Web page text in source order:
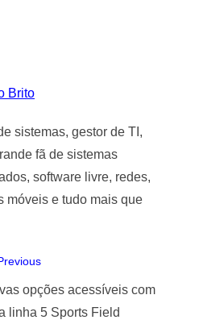
Brito
sistemas, gestor de TI,
fã de sistemas
software livre, redes,
móveis e tudo mais que
opções acessíveis com
linha 5 Sports Field